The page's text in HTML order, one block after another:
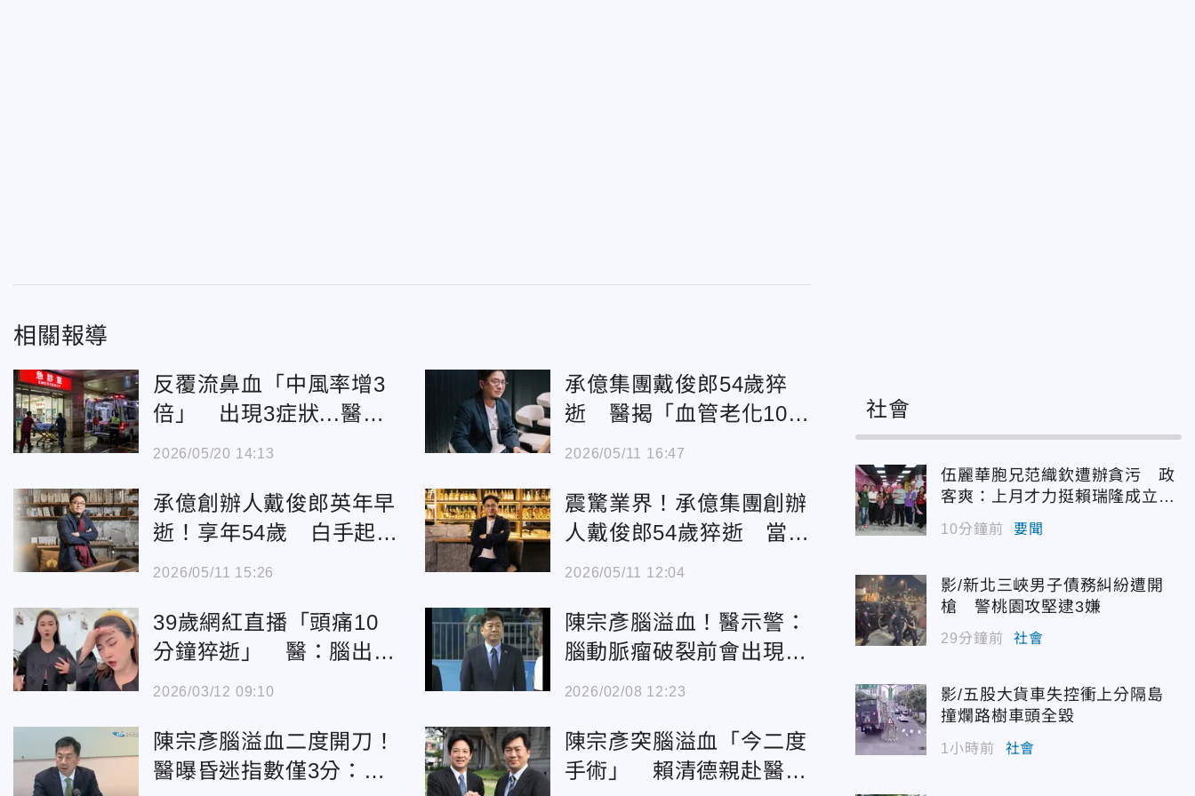
相關報導
反覆流鼻血「中風率增3
倍」 出現3症狀...醫：
快衝急診！
2026/05/20 14:13
承億集團戴俊郎54歲猝
逝 醫揭「血管老化10大
警訊」
2026/05/11 16:47
承億創辦人戴俊郎英年早
逝！享年54歲 白手起家
傳奇落幕
2026/05/11 15:26
震驚業界！承億集團創辦
人戴俊郎54歲猝逝 當心
6大腦溢血症狀
2026/05/11 12:04
39歲網紅直播「頭痛10
分鐘猝逝」 醫：腦出血
死亡率高達6成
2026/03/12 09:10
陳宗彥腦溢血！醫示警：
腦動脈瘤破裂前會出現劇
烈頭痛
2026/02/08 12:23
陳宗彥腦溢血二度開刀！
醫曝昏迷指數僅3分：死
陳宗彥突腦溢血「今二度
手術」 賴清德親赴醫院
社會
伍麗華胞兄范織欽遭辦貪污 政
客爽：上月才力挺賴瑞隆成立後
援會
10分鐘前 要聞
影/新北三峽男子債務糾紛遭開
槍 警桃園攻堅逮3嫌
29分鐘前 社會
影/五股大貨車失控衝上分隔島
撞爛路樹車頭全毀
1小時前 社會